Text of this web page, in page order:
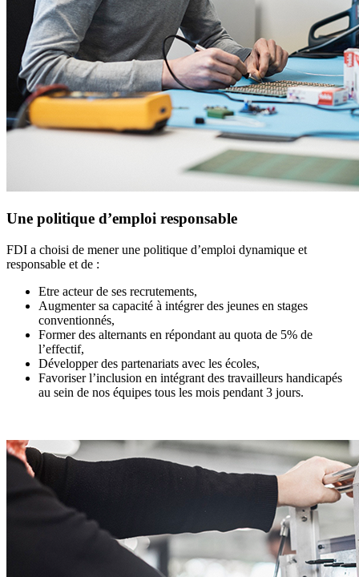
Une politique d’emploi responsable
FDI a choisi de mener une politique d’emploi dynamique et
responsable et de :
Etre acteur de ses recrutements,
Augmenter sa capacité à intégrer des jeunes en stages
conventionnés,
Former des alternants en répondant au quota de 5% de
l’effectif,
Développer des partenariats avec les écoles,
Favoriser l’inclusion en intégrant des travailleurs handicapés
au sein de nos équipes tous les mois pendant 3 jours.